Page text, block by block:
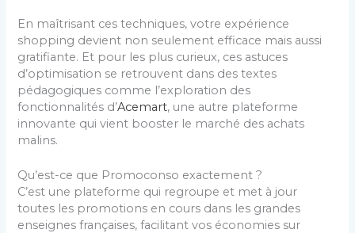
En maîtrisant ces techniques, votre expérience
shopping devient non seulement efficace mais aussi
gratifiante. Et pour les plus curieux, ces astuces
d’optimisation se retrouvent dans des textes
pédagogiques comme l’exploration des
fonctionnalités d’Acemart, une autre plateforme
innovante qui vient booster le marché des achats
malins.
Qu’est-ce que Promoconso exactement ?
C’est une plateforme qui regroupe et met à jour
toutes les promotions en cours dans les grandes
enseignes françaises, facilitant vos économies sur